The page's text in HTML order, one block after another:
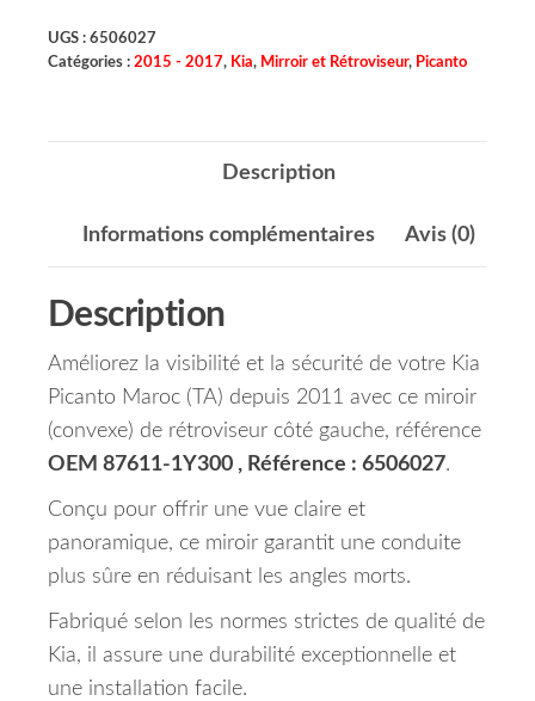
UGS : 6506027
Catégories : 2015 - 2017, Kia, Mirroir et Rétroviseur, Picanto
Description
Informations complémentaires Avis (0)
Description
Améliorez la visibilité et la sécurité de votre Kia
Picanto Maroc (TA) depuis 2011 avec ce miroir
(convexe) de rétroviseur côté gauche, référence
OEM 87611-1Y300 , Référence : 6506027.
Conçu pour offrir une vue claire et
panoramique, ce miroir garantit une conduite
plus sûre en réduisant les angles morts.
Fabriqué selon les normes strictes de qualité de
Kia, il assure une durabilité exceptionnelle et
une installation facile.